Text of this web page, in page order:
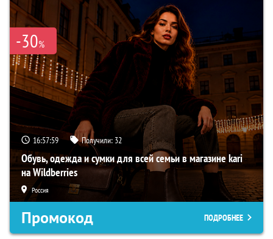
-30%
16:57:58 Получили: 32
Обувь, одежда и сумки для всей семьи в магазине kari
на Wildberries
Россия
Промокод ПОДРОБНЕЕ